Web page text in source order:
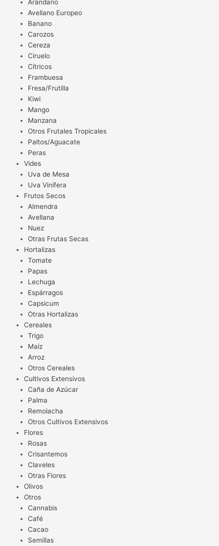
Arándano
Avellano Europeo
Banano
Carozos
Cereza
Ciruelo
Cítricos
Frambuesa
Fresa/Frutilla
Kiwi
Mango
Manzana
Otros Frutales Tropicales
Paltos/Aguacate
Peras
Vides
Uva de Mesa
Uva Vinífera
Frutos Secos
Almendra
Avellana
Nuez
Otras Frutas Secas
Hortalizas
Tomate
Papas
Lechuga
Espárragos
Capsicum
Otras Hortalizas
Cereales
Trigo
Maíz
Arroz
Otros Cereales
Cultivos Extensivos
Caña de Azúcar
Palma
Remolacha
Otros Cultivos Extensivos
Flores
Rosas
Crisantemos
Claveles
Otras Flores
Olivos
Otros
Cannabis
Café
Cacao
Semillas